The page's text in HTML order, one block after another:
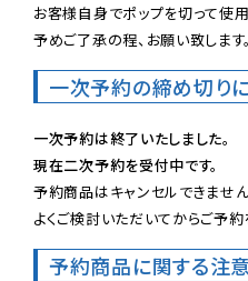
お客様自身でポップを切って使用
予めご了承の程、お願い致します。
一次予約の締め切り
一次予約は終了いたしました。
現在二次予約を受付中です。
予約商品はキャンセルできませ
よくご検討いただいてからご予約
予約商品に関する注